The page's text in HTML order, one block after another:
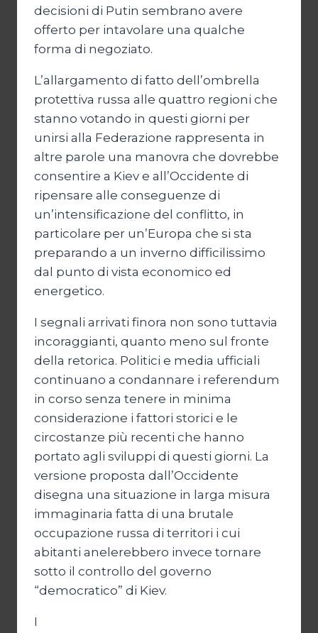
decisioni di Putin sembrano avere
offerto per intavolare una qualche
forma di negoziato.
L’allargamento di fatto dell’ombrella
protettiva russa alle quattro regioni che
stanno votando in questi giorni per
unirsi alla Federazione rappresenta in
altre parole una manovra che dovrebbe
consentire a Kiev e all’Occidente di
ripensare alle conseguenze di
un’intensificazione del conflitto, in
particolare per un’Europa che si sta
preparando a un inverno difficilissimo
dal punto di vista economico ed
energetico.
I segnali arrivati finora non sono tuttavia
incoraggianti, quanto meno sul fronte
della retorica. Politici e media ufficiali
continuano a condannare i referendum
in corso senza tenere in minima
considerazione i fattori storici e le
circostanze più recenti che hanno
portato agli sviluppi di questi giorni. La
versione proposta dall’Occidente
disegna una situazione in larga misura
immaginaria fatta di una brutale
occupazione russa di territori i cui
abitanti anelerebbero invece tornare
sotto il controllo del governo
“democratico” di Kiev.
I